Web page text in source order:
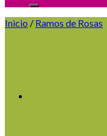
Inicio / Ramos de Rosas